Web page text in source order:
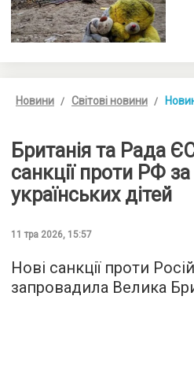
Новини Світові новини
Британія та Рада
санкції проти РФ
українських дітей
11 тра 2026, 15:57
Нові санкції проти
запровадила Велика